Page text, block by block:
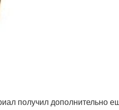
получил дополнительно